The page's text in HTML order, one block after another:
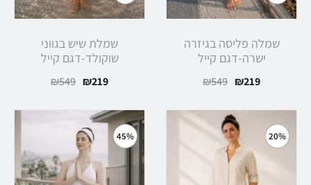
אפשרויות
שמלה פליסה בגיזרה
ישרה-דגם קייל
₪549 המחיר
היה:
₪219המחיר
הוא:
₪219.
אפשרויות
שמלת שיש בגווני
שוקולד-דגם קייל
₪549 המחיר
היה:
₪219המחיר
הוא:
₪219.
20%
45%